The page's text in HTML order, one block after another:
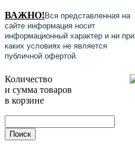
ВАЖНО! Вся представленная на
сайте информация носит
информационный характер и ни при
каких условиях не является
публичной офертой.
Количество
и сумма товаров
в корзине